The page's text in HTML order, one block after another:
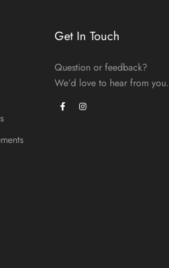
Get In Touch
Question or feedback?
We’d love to hear from you.